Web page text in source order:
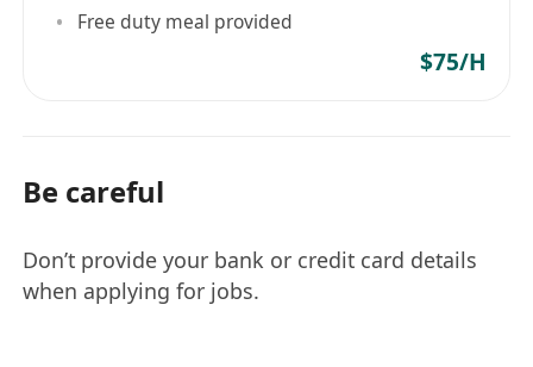
Free duty meal provided
$75/H
Be careful
Don’t provide your bank or credit card details
when applying for jobs.